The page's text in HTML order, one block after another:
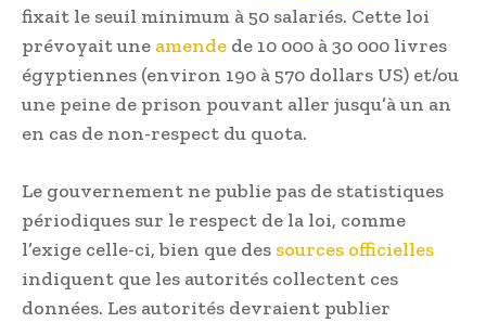
fixait le seuil minimum à 50 salariés. Cette loi
prévoyait une amende de 10 000 à 30 000 livres
égyptiennes (environ 190 à 570 dollars US) et/ou
une peine de prison pouvant aller jusqu’à un an
en cas de non-respect du quota.
Le gouvernement ne publie pas de statistiques
périodiques sur le respect de la loi, comme
l’exige celle-ci, bien que des sources officielles
indiquent que les autorités collectent ces
données. Les autorités devraient publier